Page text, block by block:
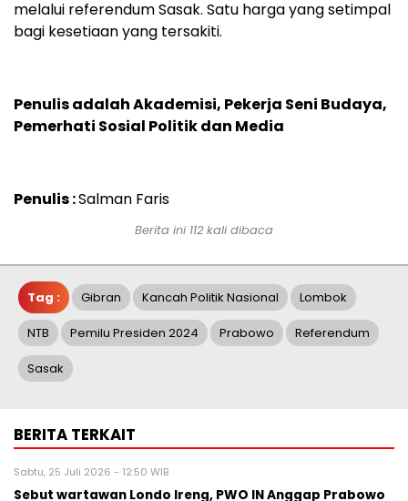
melalui referendum Sasak. Satu harga yang setimpal
bagi kesetiaan yang tersakiti.
Penulis adalah Akademisi, Pekerja Seni Budaya,
Pemerhati Sosial Politik dan Media
Penulis :Salman Faris
Berita ini 112 kali dibaca
Tag : Gibran Kancah Politik Nasional Lombok
NTB Pemilu Presiden 2024 Prabowo Referendum
Sasak
BERITA TERKAIT
Sabtu, 25 Juli 2026 - 12:50 WIB
Sebut wartawan Londo Ireng, PWO IN Anggap Prabowo